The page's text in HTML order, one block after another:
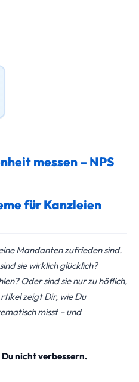
messen – NPS
für Kanzleien
Mandanten zufrieden sind.
sie wirklich glücklich?
Oder sind sie nur zu höflich,
zeigt Dir, wie Du
misst – und
nicht verbessern.